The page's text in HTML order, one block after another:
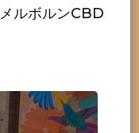
ルボルンCBD